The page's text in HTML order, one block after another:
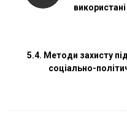
5.4. Методи захисту
соціально-